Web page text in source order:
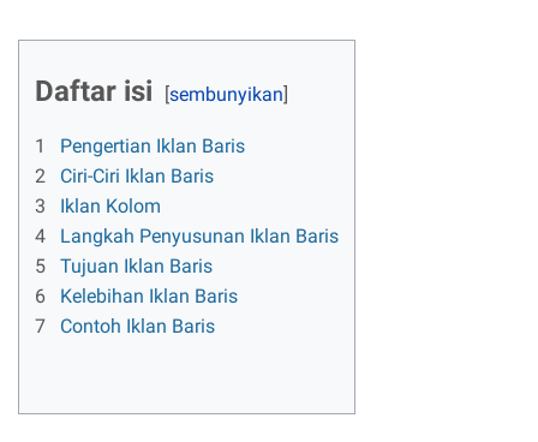
Daftar isi
1
Pengertian Iklan Baris
2
Ciri-Ciri Iklan Baris
3
Iklan Kolom
4
Langkah Penyusunan Iklan Baris
5
Tujuan Iklan Baris
6
Kelebihan Iklan Baris
7
Contoh Iklan Baris